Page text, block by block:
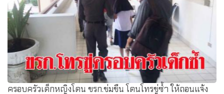
ครอบครัวเด็กหญิงโดน ขรก.ข่มขืน โดนโทรขู่ซ้ำ ให้ถอนแจ้ง